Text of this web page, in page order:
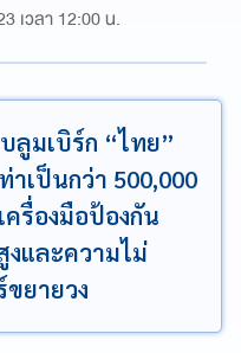
เวลา 12:00 น.
ลูมเบิร์ก “ไทย”
าเป็นกว่า 500,000
รื่องมือป้องกัน
งและความไม่
ยายวง